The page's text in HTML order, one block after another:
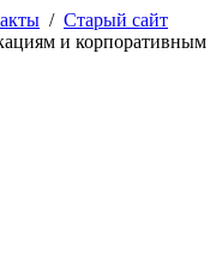
/ Старый сайт
и корпоративным